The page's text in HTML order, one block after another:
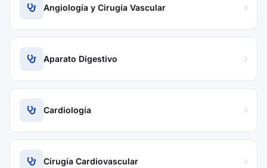
Angiología y Cirugía Vascular
Aparato Digestivo
Cardiología
Cirugía Cardiovascular